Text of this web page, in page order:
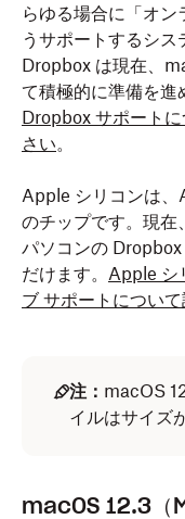
らゆる場合に「オン
うサポートするシス
Dropbox は現在、
て積極的に準備を進
Dropbox サポート
さい。
Apple シリコンは、
のチップです。現
パソコンの
だけます。 Apple シ
ブ サポートについ
注： macOS
イルはサイズ
macOS 12.3（